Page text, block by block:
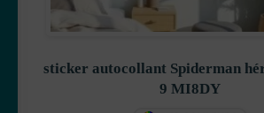
sticker autocollant Spiderman
9 MI8DY